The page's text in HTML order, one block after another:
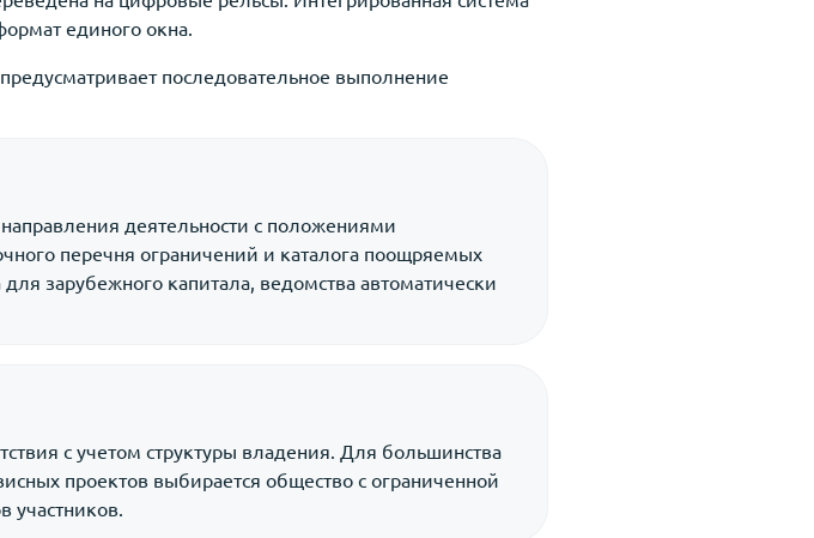
единого окна.
последовательное выполнение
деятельности с положениями
перечня ограничений и каталога поощряемых
зарубежного капитала, ведомства автоматически
с учетом структуры владения. Для большинства
проектов выбирается общество с ограниченной
участников.